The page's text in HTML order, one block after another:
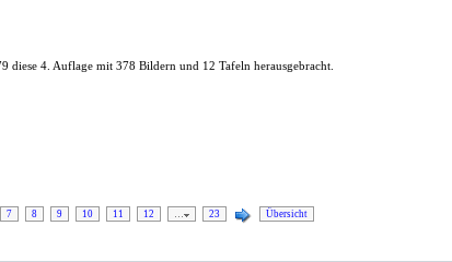
diese 4. Auflage mit 378 Bildern und 12 Tafeln herausgebracht.
7 8 9 10 11 12 … 23 Übersicht